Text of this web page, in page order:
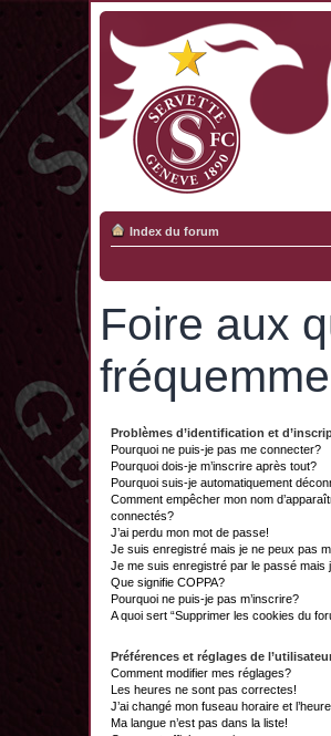
Index du forum
Foire aux
Problèmes d’identification et
Pourquoi ne puis-je pas me connecter?
Pourquoi dois-je m’inscrire après tout?
Pourquoi suis-je automatiquement
Comment empêcher mon nom
connectés?
J’ai perdu mon mot de passe!
Je suis enregistré mais je ne peux pas
Je me suis enregistré par le passé mais
Que signifie COPPA?
Pourquoi ne puis-je pas m’inscrire?
A quoi sert “Supprimer les cookies du
Préférences et réglages de
Comment modifier mes réglages?
Les heures ne sont pas correctes!
J’ai changé mon fuseau horaire et
Ma langue n’est pas dans la liste!